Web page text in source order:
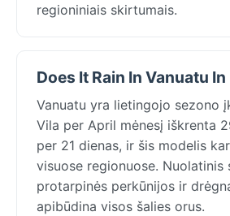
regioniniais skirtumais.
Does It Rain In Vanuatu
Vanuatu yra lietingojo sezono
Vila per April mėnesį iškrenta
per 21 dienas, ir šis modelis
visuose regionuose. Nuolatinis
protarpinės perkūnijos ir
apibūdina visos šalies orus.